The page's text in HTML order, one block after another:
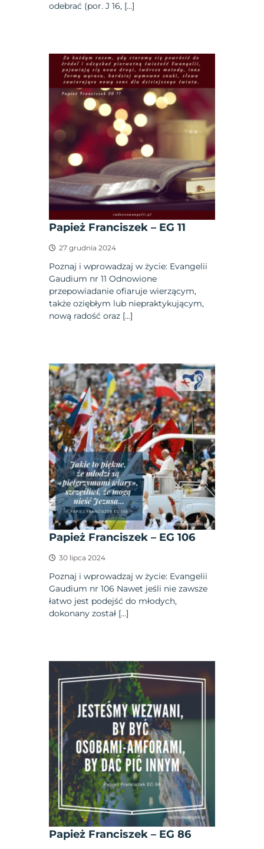
odebrać (por. J 16, […]
Papież Franciszek – EG 11
27 grudnia 2024
Poznaj i wprowadzaj w życie: Evangelii
Gaudium nr 11 Odnowione
przepowiadanie ofiaruje wierzącym,
także oziębłym lub niepraktykującym,
nową radość oraz […]
Papież Franciszek – EG 106
30 lipca 2024
Poznaj i wprowadzaj w życie: Evangelii
Gaudium nr 106 Nawet jeśli nie zawsze
łatwo jest podejść do młodych,
dokonany został […]
Papież Franciszek – EG 86